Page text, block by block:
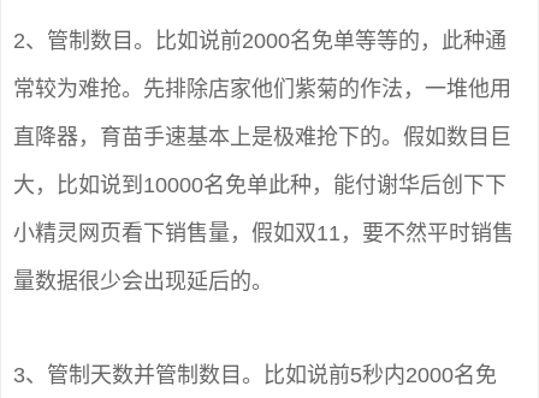
2、管制数目。比如说前2000名免单等等的，此种通
常较为难抢。先排除店家他们紫菊的作法，一堆他用
直降器，育苗手速基本上是极难抢下的。假如数目巨
大，比如说到10000名免单此种，能付谢华后创下下
小精灵网页看下销售量，假如双11，要不然平时销售
量数据很少会出现延后的。
3、管制天数并管制数目。比如说前5秒内2000名免